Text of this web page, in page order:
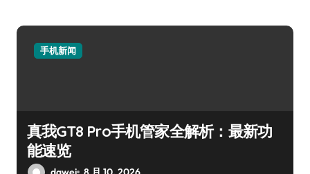
手机新闻
真我GT8 Pro手机管家全解析：最新功
能速览